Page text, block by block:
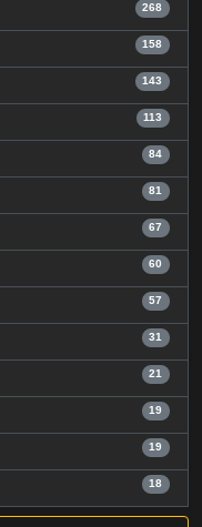
268
158
143
113
84
81
67
60
57
31
21
19
19
18